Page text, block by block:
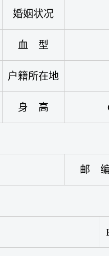
婚姻状况
血 型
户籍所在地
身 高
邮